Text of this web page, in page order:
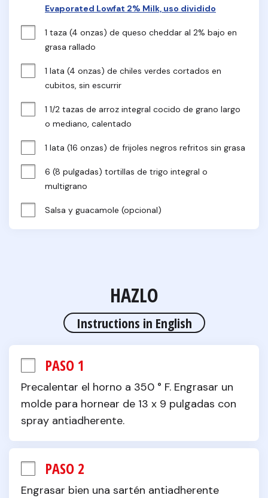
Evaporated Lowfat 2% Milk, uso dividido
1 taza (4 onzas) de queso cheddar al 2% bajo en
grasa rallado
1 lata (4 onzas) de chiles verdes cortados en
cubitos, sin escurrir
1 1/2 tazas de arroz integral cocido de grano largo
o mediano, calentado
1 lata (16 onzas) de frijoles negros refritos sin grasa
6 (8 pulgadas) tortillas de trigo integral o
multigrano
Salsa y guacamole (opcional)
HAZLO
Instructions in English
PASO 1
Precalentar el horno a 350 ° F. Engrasar un
molde para hornear de 13 x 9 pulgadas con
spray antiadherente.
PASO 2
Engrasar bien una sartén antiadherente